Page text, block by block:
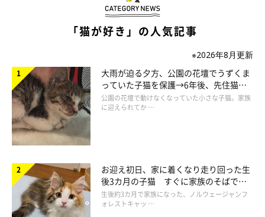
ししまるが興奮すればするほどまるこはだんだんと冷めてい
興奮冷めやらぬししまるは、ぶほぶほと勢い良く鼻息をだして
いたが次第に落ち着き、じっと一点を凝視した後、おもむろに小
さな箱から這い出した。
ない。
「猫が好き」の人気記事
※2026年8月更新
大雨が迫る夕方、公園の花壇でうずくま
っていた子猫を保護→6年後、先住猫
と“姉妹”のような関係に
公園の花壇で動けなくなっていた小さな子猫。家族
に迎えられてか …
お迎え初日、家に着くなり走り回った生
後3カ月の子猫 すぐに家族のそばで落
ち着く姿に「迎えてよかった」
生後約3カ月で家族になった、ノルウェージャンフ
ォレストキャッ …